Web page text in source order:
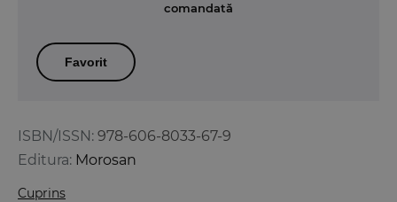
ISBN/ISSN: 978-606-8033-67-9
Editura: Morosan
Cuprins
comandată
Favorit